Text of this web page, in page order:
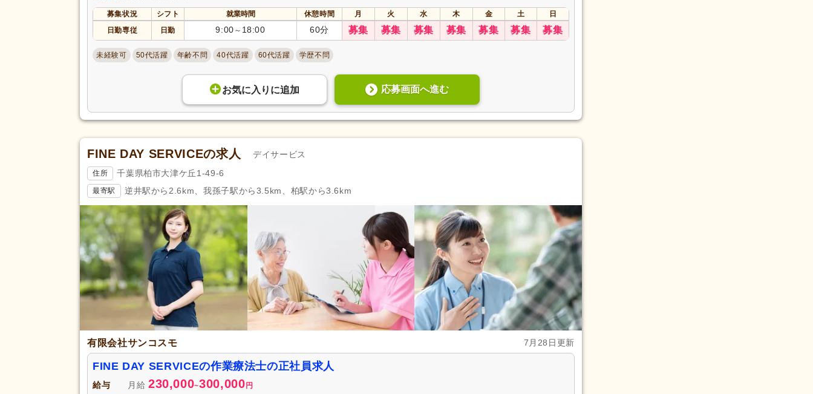
処遇改善手当(84) 夜勤手当(5) 託児施設あり(120)
資格手当 扶養控除内考慮あり (90) 扶養手当 (92)
再雇用制度あり(162) 正社員登用あり(115) 副業可(180)
駅近(276) 自動車通勤可
バイク通勤可(73)
募集状況 シフト 就業時間 休憩時間 月 火 水 木 金 土
日
日勤専従
日勤 9:00 ～ 18:00 60分 募集 募集 募集 募集 募集 募集 募集
未経験可 50代活躍 年齢不問 40代活躍 60代活躍 学歴不問
お気に入り に追加 応募画面へ進む
FINE DAY SERVICEの求人 デイサービス
住所 千葉県柏市大津ケ丘1-49-6
最寄駅 逆井駅から2.6km、我孫子駅から3.5km、柏駅から3.6km
有限会社サンコスモ 7月28日更新
FINE DAY SERVICEの作業療法士の正社員求人
給与 月給 230,000~300,000円